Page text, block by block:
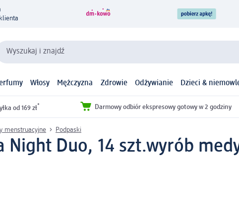
Wyszukaj i znajdź
Włosy Mężczyzna Zdrowie Odżywianie Dzieci &
od 169 zł* Darmowy odbiór ekspresowy gotowy w 2 godziny
menstruacyjne Podpaski
Night Duo, 14 szt.wyrób